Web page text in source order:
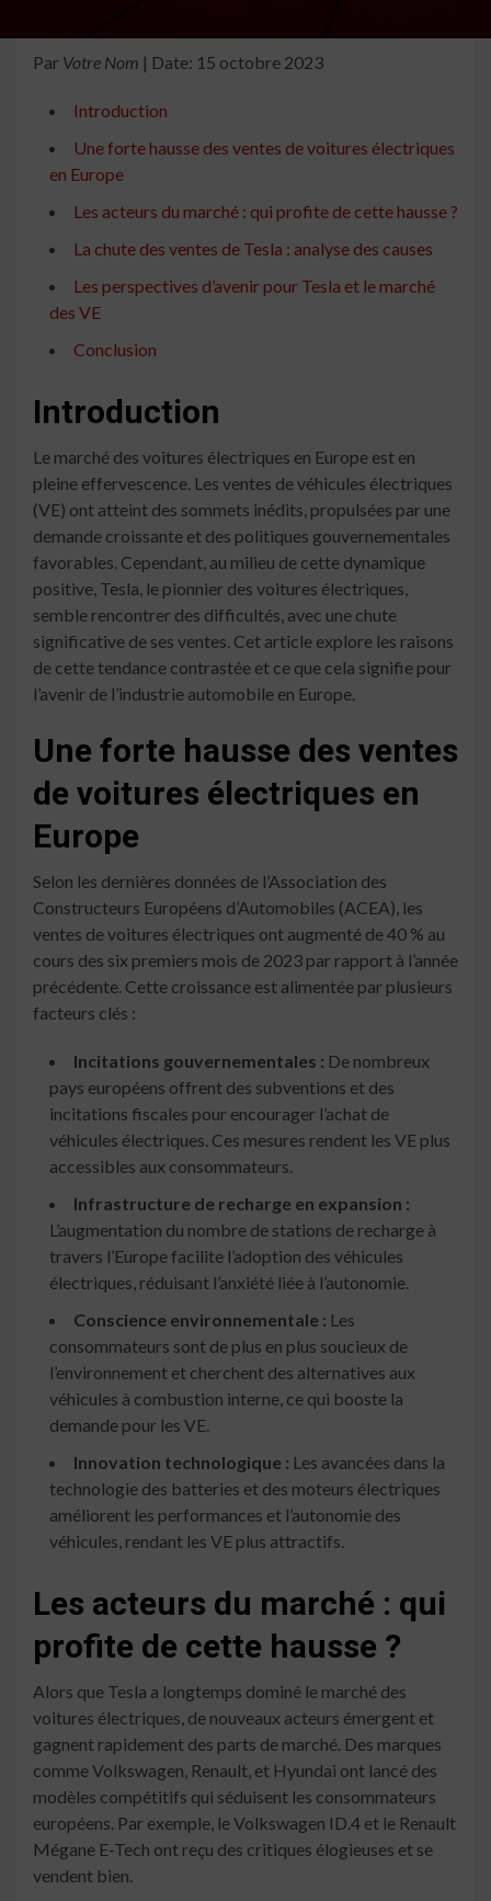
Par Votre Nom | Date: 15 octobre 2023
Introduction
Une forte hausse des ventes de voitures électriques
en Europe
Les acteurs du marché : qui profite de cette hausse ?
La chute des ventes de Tesla : analyse des causes
Les perspectives d’avenir pour Tesla et le marché
des VE
Conclusion
Introduction
Le marché des voitures électriques en Europe est en
pleine effervescence. Les ventes de véhicules électriques
(VE) ont atteint des sommets inédits, propulsées par une
demande croissante et des politiques gouvernementales
favorables. Cependant, au milieu de cette dynamique
positive, Tesla, le pionnier des voitures électriques,
semble rencontrer des difficultés, avec une chute
significative de ses ventes. Cet article explore les raisons
de cette tendance contrastée et ce que cela signifie pour
l’avenir de l’industrie automobile en Europe.
Une forte hausse des ventes
de voitures électriques en
Europe
Selon les dernières données de l’Association des
Constructeurs Européens d’Automobiles (ACEA), les
ventes de voitures électriques ont augmenté de 40 % au
cours des six premiers mois de 2023 par rapport à l’année
précédente. Cette croissance est alimentée par plusieurs
facteurs clés :
Incitations gouvernementales : De nombreux
pays européens offrent des subventions et des
incitations fiscales pour encourager l’achat de
véhicules électriques. Ces mesures rendent les VE plus
accessibles aux consommateurs.
Infrastructure de recharge en expansion :
L’augmentation du nombre de stations de recharge à
travers l’Europe facilite l’adoption des véhicules
électriques, réduisant l’anxiété liée à l’autonomie.
Conscience environnementale : Les
consommateurs sont de plus en plus soucieux de
l’environnement et cherchent des alternatives aux
véhicules à combustion interne, ce qui booste la
demande pour les VE.
Innovation technologique : Les avancées dans la
technologie des batteries et des moteurs électriques
améliorent les performances et l’autonomie des
véhicules, rendant les VE plus attractifs.
Les acteurs du marché : qui
profite de cette hausse ?
Alors que Tesla a longtemps dominé le marché des
voitures électriques, de nouveaux acteurs émergent et
gagnent rapidement des parts de marché. Des marques
comme Volkswagen, Renault, et Hyundai ont lancé des
modèles compétitifs qui séduisent les consommateurs
européens. Par exemple, le Volkswagen ID.4 et le Renault
Mégane E-Tech ont reçu des critiques élogieuses et se
vendent bien.